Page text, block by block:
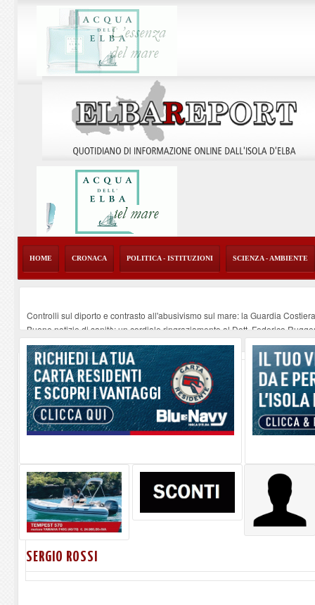
HOME CRONACA POLITICA - ISTITUZIONI SCIENZA - AMBIENTE
Controlli sul diporto e contrasto all'abusivismo sul mare: la Guardia
Buone notizie di sanità: un cordiale ringraziamento al Dott. Federico
Altiero Spinelli e Ursula Hirschmann all'Elba: riaffiora una testimonianza
Capoliveri, potenziata la pulizia dei bordi stradali -07-08-2026
Marina di Campo tra i porti interessati dal nuovo piano dell'Autorità
SERGIO ROSSI